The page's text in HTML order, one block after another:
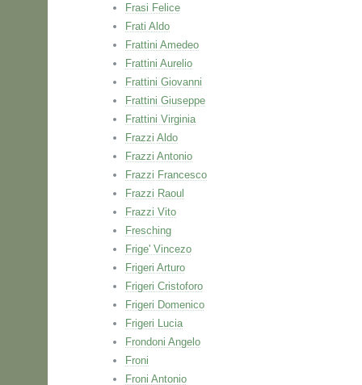
Frasi Felice
Frati Aldo
Frattini Amedeo
Frattini Aurelio
Frattini Giovanni
Frattini Giuseppe
Frattini Virginia
Frazzi Aldo
Frazzi Antonio
Frazzi Francesco
Frazzi Raoul
Frazzi Vito
Fresching
Frige' Vincezo
Frigeri Arturo
Frigeri Cristoforo
Frigeri Domenico
Frigeri Lucia
Frondoni Angelo
Froni
Froni Antonio